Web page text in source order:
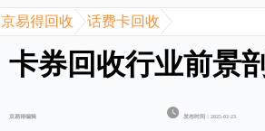
京易得回收 话费卡回收
卡券回收行业前景
京易得编辑 发布时间：2025-02-23